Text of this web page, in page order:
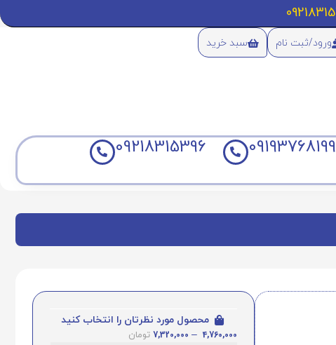
ورود/ثبت نام سبد خرید
09193768199
09218315396
محصول مورد نظرتان را انتخاب کنید
4,760,000
–
7,320,000 تومان